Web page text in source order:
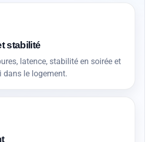
stabilité
latence, stabilité en soirée et
dans le logement.